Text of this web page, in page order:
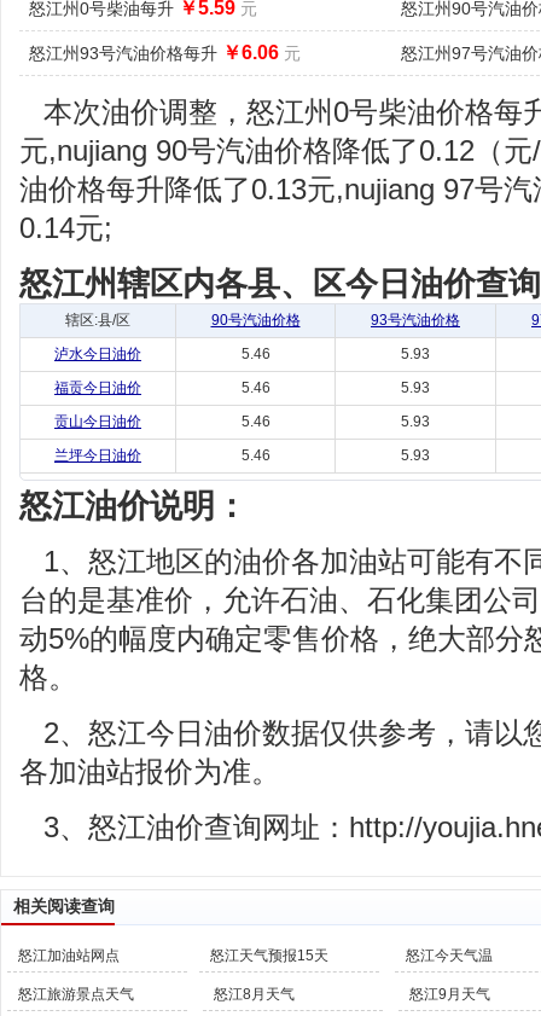
怒江州0号柴油每升 ￥5.59 元 怒江州90号汽油
怒江州93号汽油价格每升 ￥6.06 元 怒江州97号汽油
本次油价调整，怒江州0号柴油价格每
元,nujiang 90号汽油价格降低了0.12（
油价格每升降低了0.13元,nujiang 97号
0.14元;
怒江州辖区内各县、区今日油价查
辖区:县/区 90号汽油价格 93号汽油价格
泸水今日油价
5.46
5.93
福贡今日油价
5.46
5.93
贡山今日油价
5.46
5.93
兰坪今日油价
5.46 5.93
怒江油价说明：
1、怒江地区的油价各加油站可能有不
台的是基准价，允许石油、石化集团公
动5%的幅度内确定零售价格，绝大部分
格。
2、怒江今日油价数据仅供参考，请以
各加油站报价为准。
3、怒江油价查询网址：http://
相关阅读查询
怒江加油站网点 怒江天气预报15天 怒江今天气温
怒江旅游景点天气 怒江8月天气 怒江9月天气